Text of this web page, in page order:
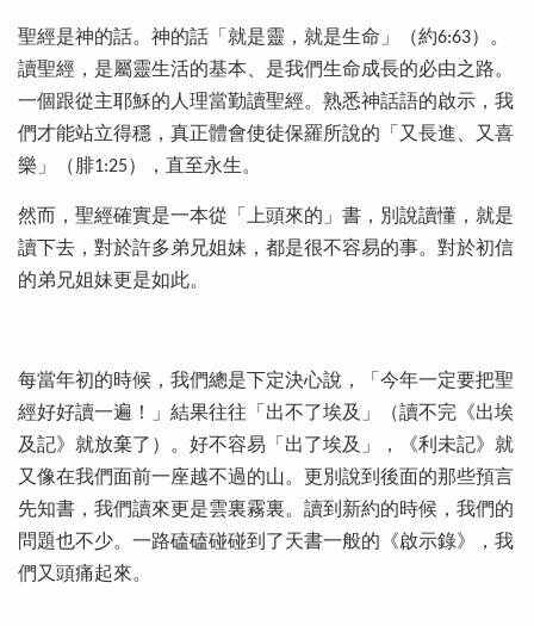
聖經是神的話。神的話「就是靈，就是生命」（約6:63）。
讀聖經，是屬靈生活的基本、是我們生命成長的必由之路。
一個跟從主耶穌的人理當勤讀聖經。熟悉神話語的啟示，我
們才能站立得穩，真正體會使徒保羅所說的「又長進、又喜
樂」（腓1:25），直至永生。
然而，聖經確實是一本從「上頭來的」書，別說讀懂，就是
讀下去，對於許多弟兄姐妹，都是很不容易的事。對於初信
的弟兄姐妹更是如此。
每當年初的時候，我們總是下定決心說，「今年一定要把聖
經好好讀一遍！」結果往往「出不了埃及」（讀不完《出埃
及記》就放棄了）。好不容易「出了埃及」，《利未記》就
又像在我們面前一座越不過的山。更別說到後面的那些預言
先知書，我們讀來更是雲裏霧裏。讀到新約的時候，我們的
問題也不少。一路磕磕碰碰到了天書一般的《啟示錄》，我
們又頭痛起來。